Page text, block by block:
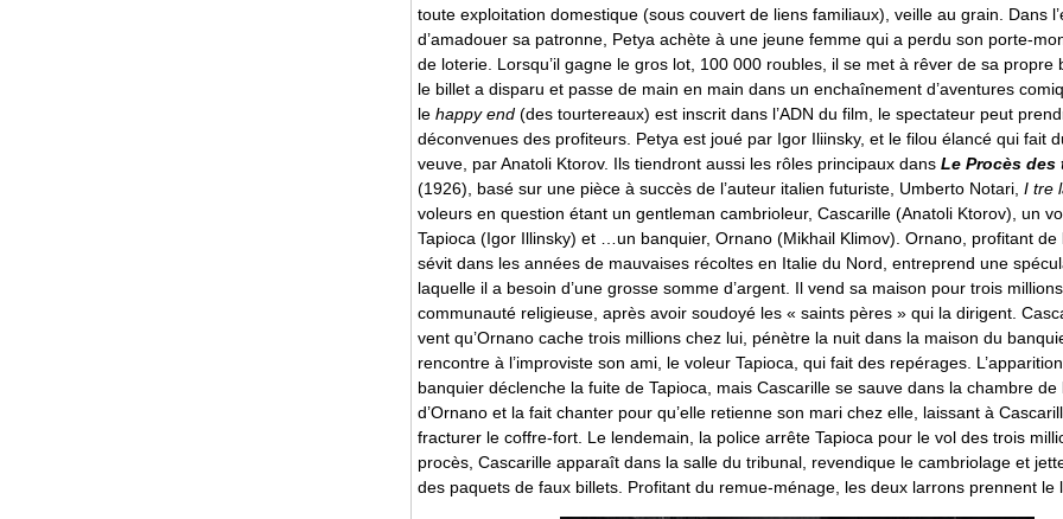
toute exploitation domestique (sous couvert de liens familiaux), veille au grain. Dans
d’amadouer sa patronne, Petya achète à une jeune femme qui a perdu son porte-
de loterie. Lorsqu’il gagne le gros lot, 100 000 roubles, il se met à rêver de sa propre
le billet a disparu et passe de main en main dans un enchaînement d’aventures
le happy end (des tourtereaux) est inscrit dans l’ADN du film, le spectateur peut
déconvenues des profiteurs. Petya est joué par Igor Iliinsky, et le filou élancé qui fait
veuve, par Anatoli Ktorov. Ils tiendront aussi les rôles principaux dans Le Procès
(1926), basé sur une pièce à succès de l’auteur italien futuriste, Umberto Notari, I tre
voleurs en question étant un gentleman cambrioleur, Cascarille (Anatoli Ktorov), un
Tapioca (Igor Illinsky) et …un banquier, Ornano (Mikhail Klimov). Ornano, profitant de
sévit dans les années de mauvaises récoltes en Italie du Nord, entreprend une
laquelle il a besoin d’une grosse somme d’argent. Il vend sa maison pour trois
communauté religieuse, après avoir soudoyé les « saints pères » qui la dirigent.
vent qu’Ornano cache trois millions chez lui, pénètre la nuit dans la maison du
rencontre à l’improviste son ami, le voleur Tapioca, qui fait des repérages.
banquier déclenche la fuite de Tapioca, mais Cascarille se sauve dans la chambre de
d’Ornano et la fait chanter pour qu’elle retienne son mari chez elle, laissant à
fracturer le coffre-fort. Le lendemain, la police arrête Tapioca pour le vol des trois
procès, Cascarille apparaît dans la salle du tribunal, revendique le cambriolage et
des paquets de faux billets. Profitant du remue-ménage, les deux larrons prennent le